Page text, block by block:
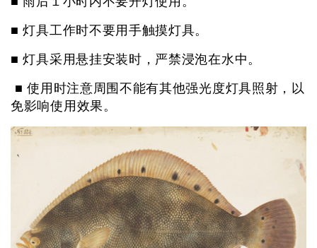
■ 灯具工作时不要用手触摸灯具。
■ 灯具采用悬挂安装时，严禁浸泡在水中。
■ 使用时注意周围不能有其他强光度灯具照射，以
免影响使用效果。